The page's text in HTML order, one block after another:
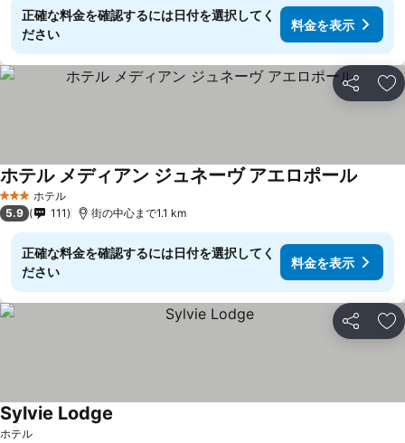
正確な料金を確認するには日付を選択してく
ださい
料金を表示
シェア お
3 ホテルのランク
ホテル
ホテル メディアン ジュネーヴ アエロポール
5.9 111 街の中心まで1.1 km
正確な料金を確認するには日付を選択してく
ださい
料金を表示
シェア お
ホテル
Sylvie Lodge